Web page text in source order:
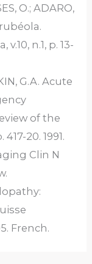
O.; ADARO,
n.1, p. 13-
G.A. Acute
of the
20. 1991.
Clin N
French.